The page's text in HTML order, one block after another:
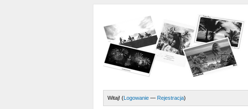
Witaj! (Logowanie — Rejestracja)